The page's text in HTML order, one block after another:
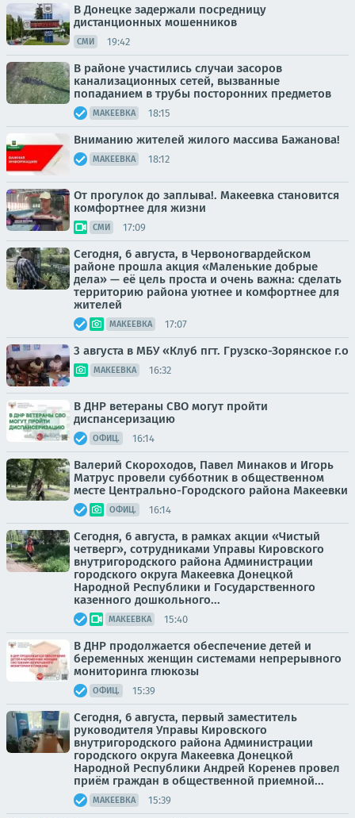
В Донецке задержали посредницу
дистанционных мошенников
СМИ 19:42
В районе участились случаи засоров
канализационных сетей, вызванные
попаданием в трубы посторонних предметов
МАКЕЕВКА 18:15
Вниманию жителей жилого массива Бажанова!
МАКЕЕВКА 18:12
От прогулок до заплыва!. Макеевка становится
комфортнее для жизни
СМИ 17:09
Сегодня, 6 августа, в Червоногвардейском
районе прошла акция «Маленькие добрые
дела» — её цель проста и очень важна: сделать
территорию района уютнее и комфортнее для
жителей
МАКЕЕВКА 17:07
3 августа в МБУ «Клуб пгт. Грузско-Зорянское г.о
МАКЕЕВКА 16:32
В ДНР ветераны СВО могут пройти
диспансеризацию
ОФИЦ. 16:14
Валерий Скороходов, Павел Минаков и Игорь
Матрус провели субботник в общественном
месте Центрально-Городского района Макеевки
ОФИЦ. 16:14
Сегодня, 6 августа, в рамках акции «Чистый
четверг», сотрудниками Управы Кировского
внутригородского района Администрации
городского округа Макеевка Донецкой
Народной Республики и Государственного
казенного дошкольного...
МАКЕЕВКА 15:40
В ДНР продолжается обеспечение детей и
беременных женщин системами непрерывного
мониторинга глюкозы
ОФИЦ. 15:39
Сегодня, 6 августа, первый заместитель
руководителя Управы Кировского
внутригородского района Администрации
городского округа Макеевка Донецкой
Народной Республики Андрей Коренев провел
приём граждан в общественной приемной...
МАКЕЕВКА 15:39